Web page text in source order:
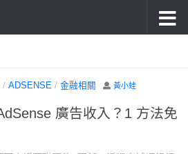
/ ADSENSE / 金融相關 黃小蛙
廣告收入？1 方法免